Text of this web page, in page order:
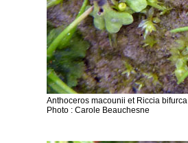
Anthoceros macounii et Riccia bifurca
Photo : Carole Beauchesne